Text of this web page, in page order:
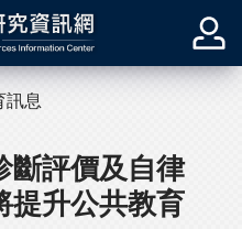
訊息
斷評價及自律
提升公共教育